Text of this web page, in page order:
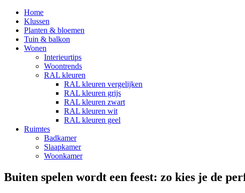
Home
Klussen
Planten & bloemen
Tuin & balkon
Wonen
Interieurtips
Woontrends
RAL kleuren
RAL kleuren vergelijken
RAL kleuren grijs
RAL kleuren zwart
RAL kleuren wit
RAL kleuren geel
Ruimtes
Badkamer
Slaapkamer
Woonkamer
Buiten spelen wordt een feest: zo kies je de